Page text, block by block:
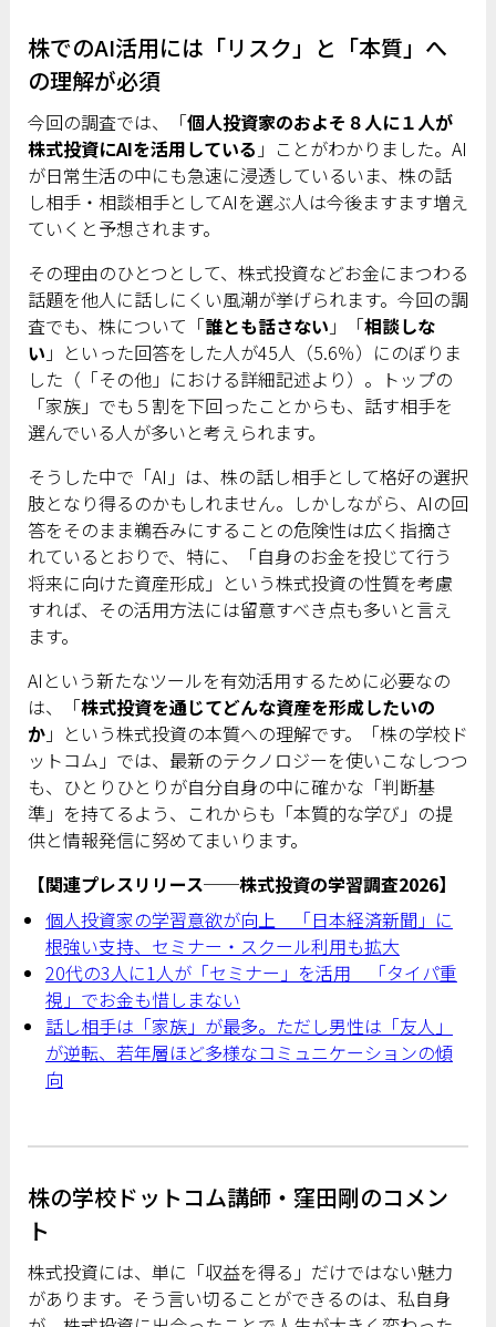
株でのAI活用には「リスク」と「本質」へ
の理解が必須
今回の調査では、「個人投資家のおよそ８人に１人が
株式投資にAIを活用している 」ことがわかりました。AI
が日常生活の中にも急速に浸透しているいま、株の話
し相手・相談相手としてAIを選ぶ人は今後ますます増え
ていくと予想されます。
その理由のひとつとして、株式投資などお金にまつわる
話題を他人に話しにくい風潮が挙げられます。今回の調
査でも、株について「誰とも話さない 」「相談しな
い 」といった回答をした人が45人（5.6％）にのぼりま
した（「その他」における詳細記述より）。トップの
「家族」でも５割を下回ったことからも、話す相手を
選んでいる人が多いと考えられます。
そうした中で「AI」は、株の話し相手として格好の選択
肢となり得るのかもしれません。しかしながら、AIの回
答をそのまま鵜呑みにすることの危険性は広く指摘さ
れているとおりで、特に、「自身のお金を投じて行う
将来に向けた資産形成」という株式投資の性質を考慮
すれば、その活用方法には留意すべき点も多いと言え
ます。
AIという新たなツールを有効活用するために必要なの
は、「株式投資を通じてどんな資産を形成したいの
か」という株式投資の本質への理解です。「株の学校ド
ットコム」では、最新のテクノロジーを使いこなしつつ
も、ひとりひとりが自分自身の中に確かな「判断基
準」を持てるよう、これからも「本質的な学び」の提
供と情報発信に努めてまいります。
【関連プレスリリース──株式投資の学習調査2026】
個人投資家の学習意欲が向上 「日本経済新聞」に
根強い支持、セミナー・スクール利用も拡大
20代の3人に1人が「セミナー」を活用 「タイパ重
視」でお金も惜しまない
話し相手は「家族」が最多。ただし男性は「友人」
が逆転、若年層ほど多様なコミュニケーションの傾
向
株の学校ドットコム講師・窪田剛のコメン
ト
株式投資には、単に「収益を得る」だけではない魅力
があります。そう言い切ることができるのは、私自身